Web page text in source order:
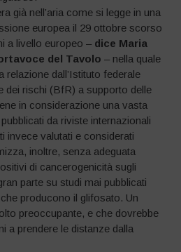
già nell’aria come si legge in una
europea il 29 ottobre scorso
a livello europeo – dice Maria
del Tavolo – nella quale
relazione dall’Istituto federale
dei rischi (BfR) a supporto delle
in considerazione una vasta
da riviste internazionali
invece valutati e considerati
inoltre, senza adeguata
di cancerogenicità sugli
parte su studi mai pubblicati
producono il glifosato. Un
preoccupante, e che dovrebbe
a prendere le distanze dalla